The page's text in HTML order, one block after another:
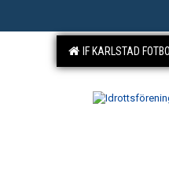
IF KARLSTAD